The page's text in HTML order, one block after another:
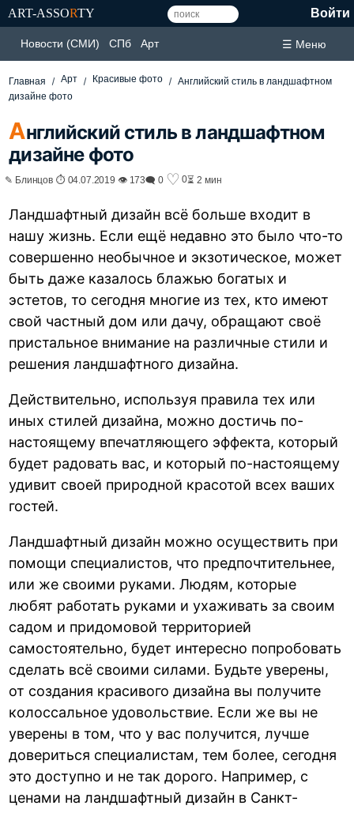
ART-ASSORTY Войти
Новости (СМИ) СПб Арт ☰ Меню
Главная Арт Красивые фото
Английский стиль в ландшафтном
дизайне фото
Английский стиль в ландшафтном
дизайне фото
✎ Блинцов ⏱ 04.07.2019 👁 173🗨 0 ♡ 0⏳ 2 мин
Ландшафтный дизайн всё больше входит в
нашу жизнь. Если ещё недавно это было что-то
совершенно необычное и экзотическое, может
быть даже казалось блажью богатых и
эстетов, то сегодня многие из тех, кто имеют
свой частный дом или дачу, обращают своё
пристальное внимание на различные стили и
решения ландшафтного дизайна.
Действительно, используя правила тех или
иных стилей дизайна, можно достичь по-
настоящему впечатляющего эффекта, который
будет радовать вас, и который по-настоящему
удивит своей природной красотой всех ваших
гостей.
Ландшафтный дизайн можно осуществить при
помощи специалистов, что предпочтительнее,
или же своими руками. Людям, которые
любят работать руками и ухаживать за своим
садом и придомовой территорией
самостоятельно, будет интересно попробовать
сделать всё своими силами. Будьте уверены,
от создания красивого дизайна вы получите
колоссальное удовольствие. Если же вы не
уверены в том, что у вас получится, лучше
довериться специалистам, тем более, сегодня
это доступно и не так дорого. Например, с
ценами на ландшафтный дизайн в Санкт-